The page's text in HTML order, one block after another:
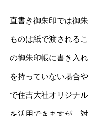
直書き御朱印では御
ものは紙で渡される
の御朱印帳に書き入
を持っていない場合
で住吉大社オリジナ
を活用できますが、